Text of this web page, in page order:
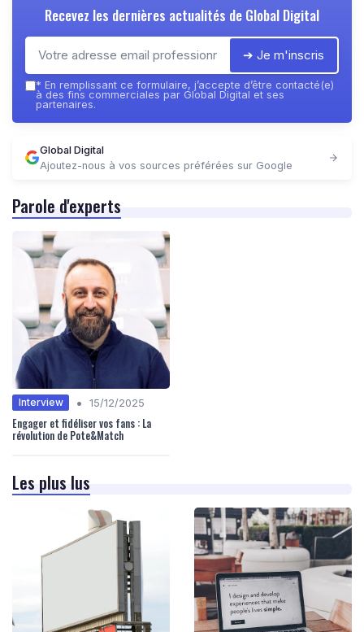
Recevez les dernières actualités de Global Digital
➔ Je m'inscris
* En remplissant ce formulaire, j’accepte d’être contacté(e)
à des fins commerciales par Global Digital et ses
partenaires.
Global Digital
Ajoutez-nous à vos sources préférées sur Google
Parole d'experts
Interview • 15/12/2025
Engager et fidéliser vos fans : La
révolution de Pote&Match
Les plus lus